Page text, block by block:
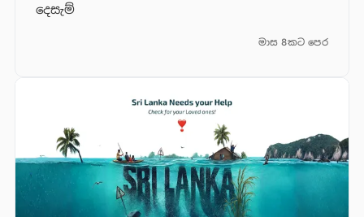
දෙසැම්
මාස 8කට පෙර